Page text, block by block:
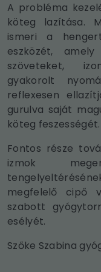
A probléma
köteg lazítása.
ismeri a
eszközét,
szöveteket,
gyakorolt
reflexesen
gurulva saját
köteg feszességét.
Fontos része
izmok
megfelelő cipő
szabott
esélyét.
Szőke Szabina